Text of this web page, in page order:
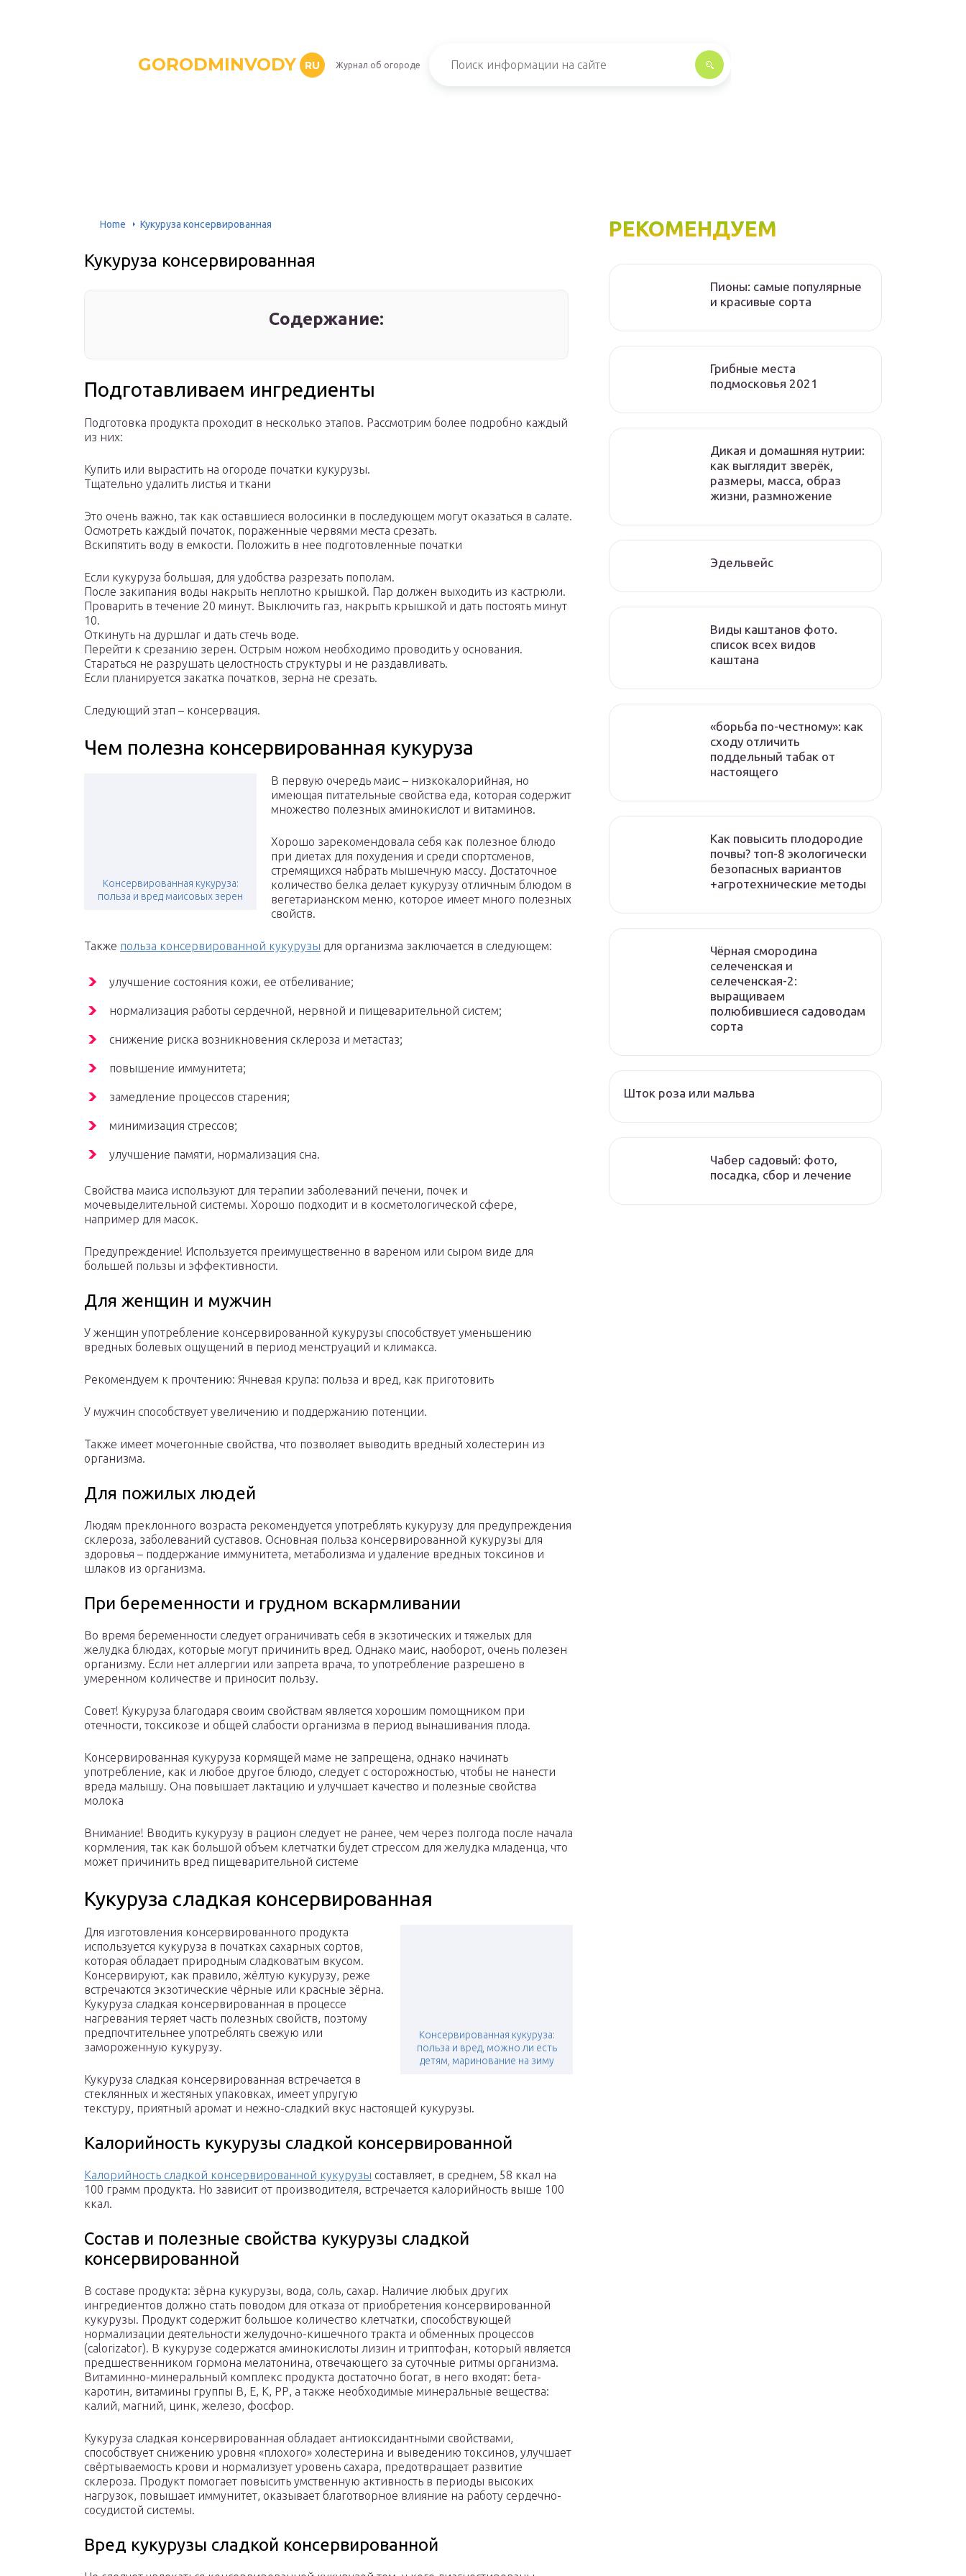
GORODMINVODY RU Журнал об огороде
Home Кукуруза консервированная
Кукуруза консервированная
Содержание:
Подготавливаем ингредиенты
Подготовка продукта проходит в несколько этапов. Рассмотрим более подробно каждый
из них:
Купить или вырастить на огороде початки кукурузы.
Тщательно удалить листья и ткани
Это очень важно, так как оставшиеся волосинки в последующем могут оказаться в салате.
Осмотреть каждый початок, пораженные червями места срезать.
Вскипятить воду в емкости. Положить в нее подготовленные початки
Если кукуруза большая, для удобства разрезать пополам.
После закипания воды накрыть неплотно крышкой. Пар должен выходить из кастрюли.
Проварить в течение 20 минут. Выключить газ, накрыть крышкой и дать постоять минут
10.
Откинуть на дуршлаг и дать стечь воде.
Перейти к срезанию зерен. Острым ножом необходимо проводить у основания.
Стараться не разрушать целостность структуры и не раздавливать.
Если планируется закатка початков, зерна не срезать.
Следующий этап – консервация.
Чем полезна консервированная кукуруза
Консервированная кукуруза:
польза и вред маисовых зерен
В первую очередь маис – низкокалорийная, но
имеющая питательные свойства еда, которая содержит
множество полезных аминокислот и витаминов.
Хорошо зарекомендовала себя как полезное блюдо
при диетах для похудения и среди спортсменов,
стремящихся набрать мышечную массу. Достаточное
количество белка делает кукурузу отличным блюдом в
вегетарианском меню, которое имеет много полезных
свойств.
Также польза консервированной кукурузы для организма заключается в следующем:
улучшение состояния кожи, ее отбеливание;
нормализация работы сердечной, нервной и пищеварительной систем;
снижение риска возникновения склероза и метастаз;
повышение иммунитета;
замедление процессов старения;
минимизация стрессов;
улучшение памяти, нормализация сна.
Свойства маиса используют для терапии заболеваний печени, почек и
мочевыделительной системы. Хорошо подходит и в косметологической сфере,
например для масок.
Предупреждение! Используется преимущественно в вареном или сыром виде для
большей пользы и эффективности.
Для женщин и мужчин
У женщин употребление консервированной кукурузы способствует уменьшению
вредных болевых ощущений в период менструаций и климакса.
Рекомендуем к прочтению: Ячневая крупа: польза и вред, как приготовить
У мужчин способствует увеличению и поддержанию потенции.
Также имеет мочегонные свойства, что позволяет выводить вредный холестерин из
организма.
Для пожилых людей
Людям преклонного возраста рекомендуется употреблять кукурузу для предупреждения
склероза, заболеваний суставов. Основная польза консервированной кукурузы для
здоровья – поддержание иммунитета, метаболизма и удаление вредных токсинов и
шлаков из организма.
При беременности и грудном вскармливании
Во время беременности следует ограничивать себя в экзотических и тяжелых для
желудка блюдах, которые могут причинить вред. Однако маис, наоборот, очень полезен
организму. Если нет аллергии или запрета врача, то употребление разрешено в
умеренном количестве и приносит пользу.
Совет! Кукуруза благодаря своим свойствам является хорошим помощником при
отечности, токсикозе и общей слабости организма в период вынашивания плода.
Консервированная кукуруза кормящей маме не запрещена, однако начинать
употребление, как и любое другое блюдо, следует с осторожностью, чтобы не нанести
вреда малышу. Она повышает лактацию и улучшает качество и полезные свойства
молока
Внимание! Вводить кукурузу в рацион следует не ранее, чем через полгода после начала
кормления, так как большой объем клетчатки будет стрессом для желудка младенца, что
может причинить вред пищеварительной системе
Кукуруза сладкая консервированная
Консервированная кукуруза:
польза и вред, можно ли есть
детям, маринование на зиму
Для изготовления консервированного продукта
используется кукуруза в початках сахарных сортов,
которая обладает природным сладковатым вкусом.
Консервируют, как правило, жёлтую кукурузу, реже
встречаются экзотические чёрные или красные зёрна.
Кукуруза сладкая консервированная в процессе
нагревания теряет часть полезных свойств, поэтому
предпочтительнее употреблять свежую или
замороженную кукурузу.
Кукуруза сладкая консервированная встречается в
стеклянных и жестяных упаковках, имеет упругую
текстуру, приятный аромат и нежно-сладкий вкус настоящей кукурузы.
Калорийность кукурузы сладкой консервированной
Калорийность сладкой консервированной кукурузы составляет, в среднем, 58 ккал на
100 грамм продукта. Но зависит от производителя, встречается калорийность выше 100
ккал.
Состав и полезные свойства кукурузы сладкой
консервированной
В составе продукта: зёрна кукурузы, вода, соль, сахар. Наличие любых других
ингредиентов должно стать поводом для отказа от приобретения консервированной
кукурузы. Продукт содержит большое количество клетчатки, способствующей
нормализации деятельности желудочно-кишечного тракта и обменных процессов
(calorizator). В кукурузе содержатся аминокислоты лизин и триптофан, который является
предшественником гормона мелатонина, отвечающего за суточные ритмы организма.
Витаминно-минеральный комплекс продукта достаточно богат, в него входят: бета-
каротин, витамины группы В, Е, К, РР, а также необходимые минеральные вещества:
калий, магний, цинк, железо, фосфор.
Кукуруза сладкая консервированная обладает антиоксидантными свойствами,
способствует снижению уровня «плохого» холестерина и выведению токсинов, улучшает
свёртываемость крови и нормализует уровень сахара, предотвращает развитие
склероза. Продукт помогает повысить умственную активность в периоды высоких
нагрузок, повышает иммунитет, оказывает благотворное влияние на работу сердечно-
сосудистой системы.
Вред кукурузы сладкой консервированной
РЕКОМЕНДУЕМ
Пионы: самые популярные
и красивые сорта
Грибные места
подмосковья 2021
Дикая и домашняя нутрии:
как выглядит зверёк,
размеры, масса, образ
жизни, размножение
Эдельвейс
Виды каштанов фото.
список всех видов
каштана
«борьба по-честному»: как
сходу отличить
поддельный табак от
настоящего
Как повысить плодородие
почвы? топ-8 экологически
безопасных вариантов
+агротехнические методы
Чёрная смородина
селеченская и
селеченская-2:
выращиваем
полюбившиеся садоводам
сорта
Шток роза или мальва
Чабер садовый: фото,
посадка, сбор и лечение